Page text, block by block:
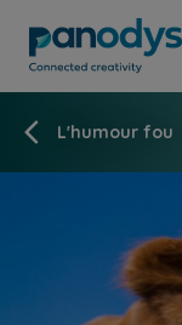
L'humour fou